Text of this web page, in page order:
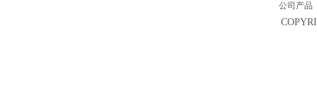
公司产品